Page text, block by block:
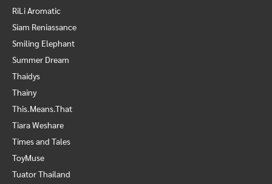
RiLi Aromatic
Siam Reniassance
Smiling Elephant
Summer Dream
Thaidys
Thainy
This.Means.That
Tiara Weshare
Times and Tales
ToyMuse
Tuator Thailand